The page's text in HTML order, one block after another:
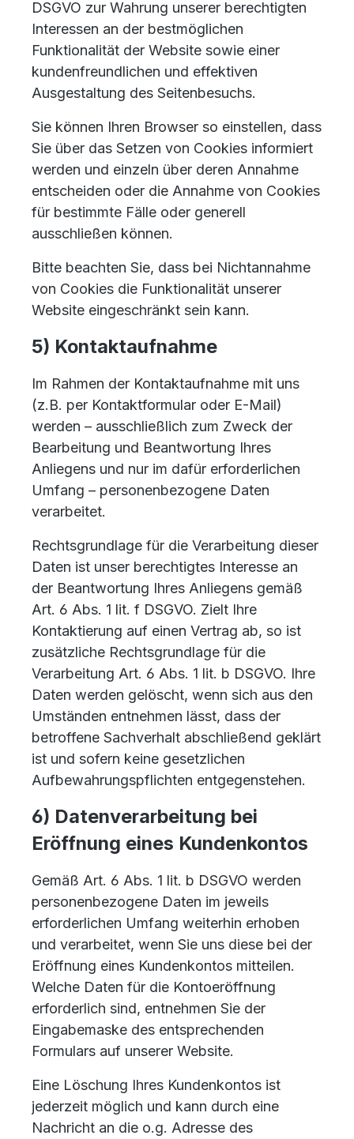
DSGVO zur Wahrung unserer berechtigten
Interessen an der bestmöglichen
Funktionalität der Website sowie einer
kundenfreundlichen und effektiven
Ausgestaltung des Seitenbesuchs.
Sie können Ihren Browser so einstellen, dass
Sie über das Setzen von Cookies informiert
werden und einzeln über deren Annahme
entscheiden oder die Annahme von Cookies
für bestimmte Fälle oder generell
ausschließen können.
Bitte beachten Sie, dass bei Nichtannahme
von Cookies die Funktionalität unserer
Website eingeschränkt sein kann.
5) Kontaktaufnahme
Im Rahmen der Kontaktaufnahme mit uns
(z.B. per Kontaktformular oder E-Mail)
werden – ausschließlich zum Zweck der
Bearbeitung und Beantwortung Ihres
Anliegens und nur im dafür erforderlichen
Umfang – personenbezogene Daten
verarbeitet.
Rechtsgrundlage für die Verarbeitung dieser
Daten ist unser berechtigtes Interesse an
der Beantwortung Ihres Anliegens gemäß
Art. 6 Abs. 1 lit. f DSGVO. Zielt Ihre
Kontaktierung auf einen Vertrag ab, so ist
zusätzliche Rechtsgrundlage für die
Verarbeitung Art. 6 Abs. 1 lit. b DSGVO. Ihre
Daten werden gelöscht, wenn sich aus den
Umständen entnehmen lässt, dass der
betroffene Sachverhalt abschließend geklärt
ist und sofern keine gesetzlichen
Aufbewahrungspflichten entgegenstehen.
6) Datenverarbeitung bei
Eröffnung eines Kundenkontos
Gemäß Art. 6 Abs. 1 lit. b DSGVO werden
personenbezogene Daten im jeweils
erforderlichen Umfang weiterhin erhoben
und verarbeitet, wenn Sie uns diese bei der
Eröffnung eines Kundenkontos mitteilen.
Welche Daten für die Kontoeröffnung
erforderlich sind, entnehmen Sie der
Eingabemaske des entsprechenden
Formulars auf unserer Website.
Eine Löschung Ihres Kundenkontos ist
jederzeit möglich und kann durch eine
Nachricht an die o.g. Adresse des